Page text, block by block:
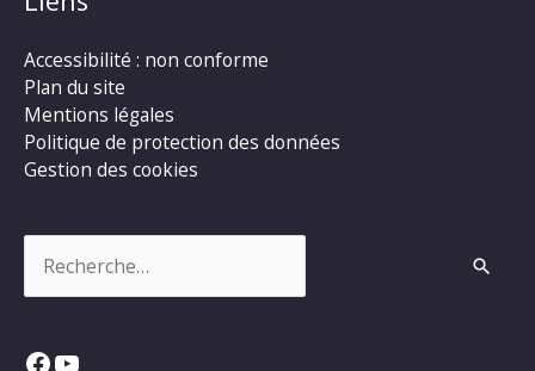
Accessibilité : non conforme
Plan du site
Mentions légales
Politique de protection des données
Gestion des cookies
Facebook
YouTube